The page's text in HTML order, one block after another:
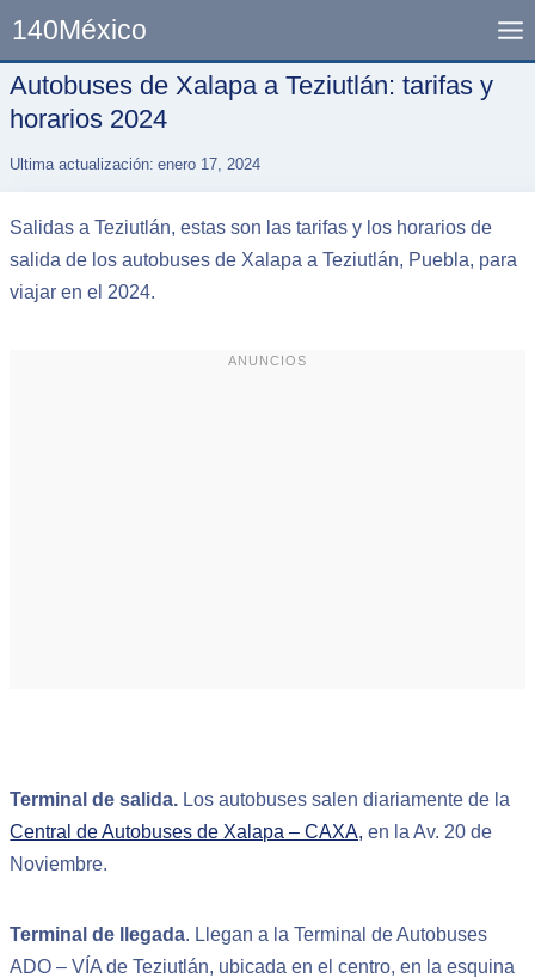
content
140México
Autobuses de Xalapa a Teziutlán: tarifas y
horarios 2024
Ultima actualización: enero 17, 2024
Salidas a Teziutlán, estas son las tarifas y los horarios de
salida de los autobuses de Xalapa a Teziutlán, Puebla, para
viajar en el 2024.
ANUNCIOS
Terminal de salida. Los autobuses salen diariamente de la
Central de Autobuses de Xalapa – CAXA, en la Av. 20 de
Noviembre.
Terminal de llegada. Llegan a la Terminal de Autobuses
ADO – VÍA de Teziutlán, ubicada en el centro, en la esquina